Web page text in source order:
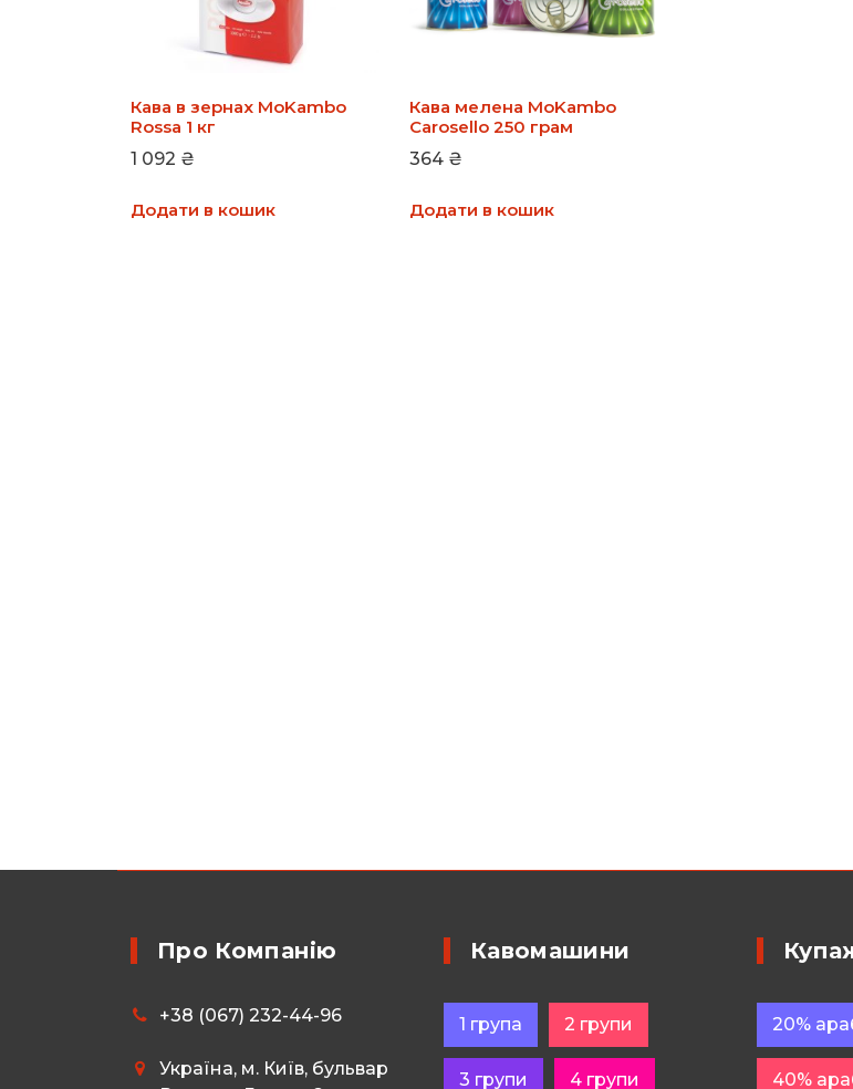
Кава в зернах MoKambo
Rossa 1 кг
1 092 ₴
Додати в кошик
Кава мелена MoKambo
Carosello 250 грам
364 ₴
Додати в кошик
Про Компанію
+38 (067) 232-44-96
Українa, м. Київ, бульвар
Кавомашини
1 група 2 групи
3 групи 4 групи
20%
40%